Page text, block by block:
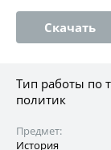
Скачать
Тип работы по
политик
Предмет:
История